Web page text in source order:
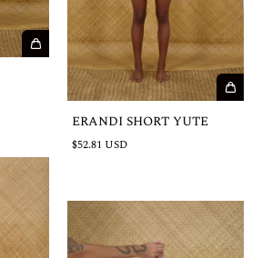
ERANDI SHORT YUTE
$52.81 USD